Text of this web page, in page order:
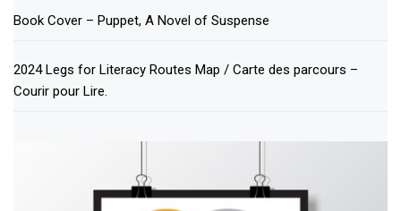
Book Cover – Puppet, A Novel of Suspense
2024 Legs for Literacy Routes Map / Carte des parcours –
Courir pour Lire.